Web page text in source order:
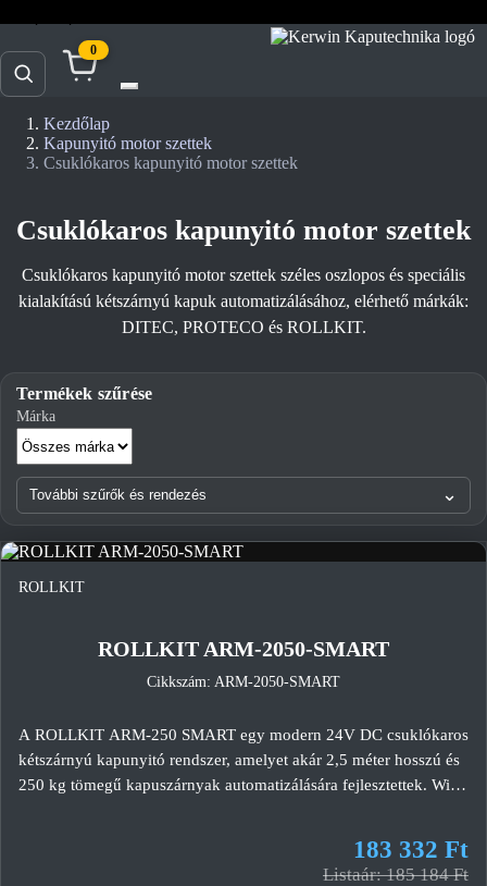
0
Kezdőlap
Kapunyitó motor szettek
Csuklókaros kapunyitó motor szettek
Csuklókaros kapunyitó motor szettek
Csuklókaros kapunyitó motor szettek széles oszlopos és speciális
kialakítású kétszárnyú kapuk automatizálásához, elérhető márkák:
DITEC, PROTECO és ROLLKIT.
Termékek szűrése
Márka
További szűrők és rendezés ⌄
-1%
ROLLKIT
ROLLKIT ARM-2050-SMART
Cikkszám: ARM-2050-SMART
A ROLLKIT ARM-250 SMART egy modern 24V DC csuklókaros
kétszárnyú kapunyitó rendszer, amelyet akár 2,5 méter hosszú és
250 kg tömegű kapuszárnyak automatizálására fejlesztettek. WiFi
183 332 Ft
Listaár: 185 184 Ft